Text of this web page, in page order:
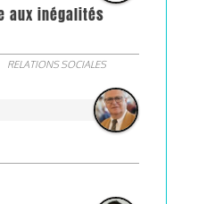
aux inégalités
RELATIONS SOCIALES